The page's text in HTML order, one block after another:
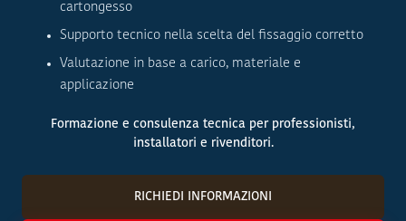
cartongesso
Supporto tecnico nella scelta del fissaggio corretto
Valutazione in base a carico, materiale e
applicazione
Formazione e consulenza tecnica per professionisti,
installatori e rivenditori.
RICHIEDI INFORMAZIONI